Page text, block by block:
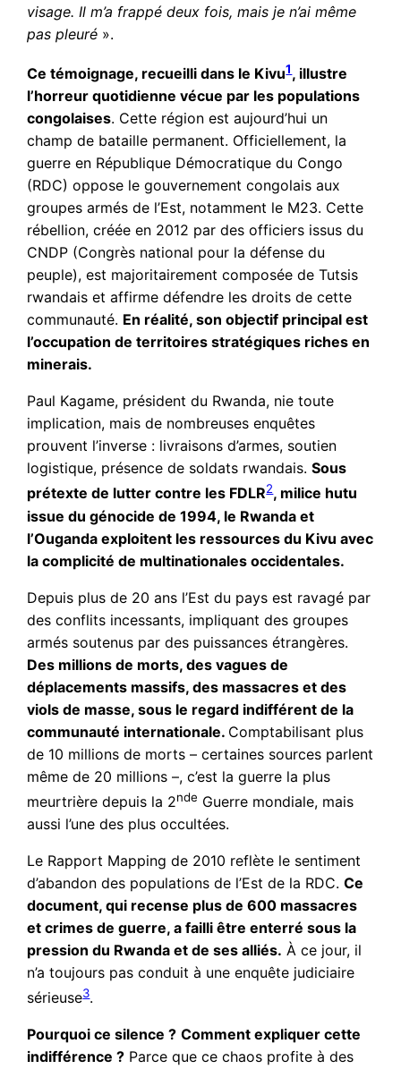
visage. Il m’a frappé deux fois, mais je n’ai même
pas pleuré ».
Ce témoignage, recueilli dans le Kivu1, illustre
l’horreur quotidienne vécue par les populations
congolaises. Cette région est aujourd’hui un
champ de bataille permanent. Officiellement, la
guerre en République Démocratique du Congo
(RDC) oppose le gouvernement congolais aux
groupes armés de l’Est, notamment le M23. Cette
rébellion, créée en 2012 par des officiers issus du
CNDP (Congrès national pour la défense du
peuple), est majoritairement composée de Tutsis
rwandais et affirme défendre les droits de cette
communauté. En réalité, son objectif principal est
l’occupation de territoires stratégiques riches en
minerais.
Paul Kagame, président du Rwanda, nie toute
implication, mais de nombreuses enquêtes
prouvent l’inverse : livraisons d’armes, soutien
logistique, présence de soldats rwandais.Sous
prétexte de lutter contre les FDLR2, milice hutu
issue du génocide de 1994, le Rwanda et
l’Ouganda exploitent les ressources du Kivu avec
la complicité de multinationales occidentales.
Depuis plus de 20 ans l’Est du pays est ravagé par
des conflits incessants, impliquant des groupes
armés soutenus par des puissances étrangères.
Des millions de morts, des vagues de
déplacements massifs, des massacres et des
viols de masse, sous le regard indifférent de la
communauté internationale. Comptabilisant plus
de 10 millions de morts – certaines sources parlent
même de 20 millions –, c’est la guerre la plus
meurtrière depuis la 2nde Guerre mondiale, mais
aussi l’une des plus occultées.
Le Rapport Mapping de 2010 reflète le sentiment
d’abandon des populations de l’Est de la RDC.Ce
document, qui recense plus de 600 massacres
et crimes de guerre, a failli être enterré sous la
pression du Rwanda et de ses alliés. À ce jour, il
n’a toujours pas conduit à une enquête judiciaire
sérieuse3.
Pourquoi ce silence ? Comment expliquer cette
indifférence ? Parce que ce chaos profite à des